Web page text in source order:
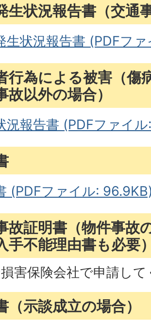
生状況報告書（交通
生状況報告書 (PDFフ
行為による被害（傷
故以外の場合）
況報告書 (PDFファイ
(PDFファイル:
故証明書（物件事故
手不能理由書も必要
害保険会社で申請し
（示談成立の場合）